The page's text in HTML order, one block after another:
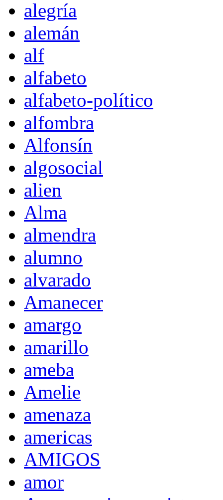
alegría
alemán
alf
alfabeto
alfabeto-político
alfombra
Alfonsín
algosocial
alien
Alma
almendra
alumno
alvarado
Amanecer
amargo
amarillo
ameba
Amelie
amenaza
americas
AMIGOS
amor